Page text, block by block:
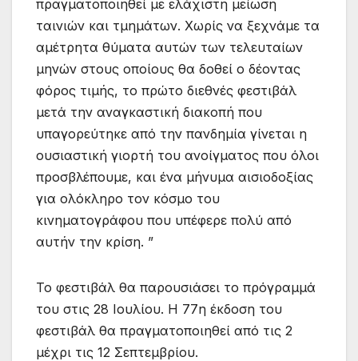
πραγματοποιηθεί με ελάχιστη μείωση
ταινιών και τμημάτων. Χωρίς να ξεχνάμε τα
αμέτρητα θύματα αυτών των τελευταίων
μηνών στους οποίους θα δοθεί ο δέοντας
φόρος τιμής, το πρώτο διεθνές φεστιβάλ
μετά την αναγκαστική διακοπή που
υπαγορεύτηκε από την πανδημία γίνεται η
ουσιαστική γιορτή του ανοίγματος που όλοι
προσβλέπουμε, και ένα μήνυμα αισιοδοξίας
για ολόκληρο τον κόσμο του
κινηματογράφου που υπέφερε πολύ από
αυτήν την κρίση. ”
Το φεστιβάλ θα παρουσιάσει το πρόγραμμά
του στις 28 Ιουλίου. Η 77η έκδοση του
φεστιβάλ θα πραγματοποιηθεί από τις 2
μέχρι τις 12 Σεπτεμβρίου.